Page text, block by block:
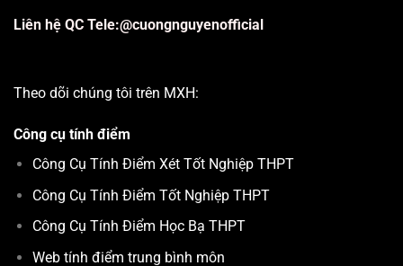
Liên hệ QC Tele:@cuongnguyenofficial
Theo dõi chúng tôi trên MXH:
Công cụ tính điểm
Công Cụ Tính Điểm Xét Tốt Nghiệp THPT
Công Cụ Tính Điểm Tốt Nghiệp THPT
Công Cụ Tính Điểm Học Bạ THPT
Web tính điểm trung bình môn